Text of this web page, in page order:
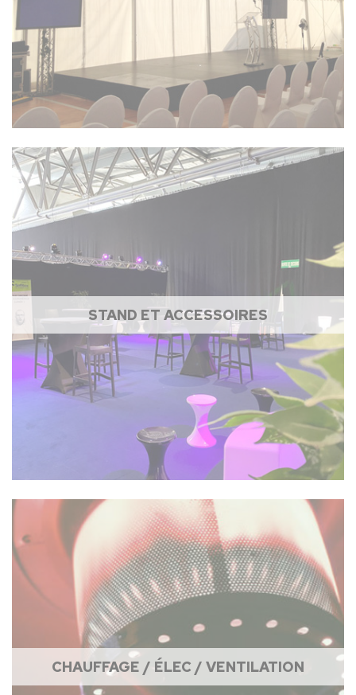
STAND ET ACCESSOIRES
CHAUFFAGE / ÉLEC / VENTILATION